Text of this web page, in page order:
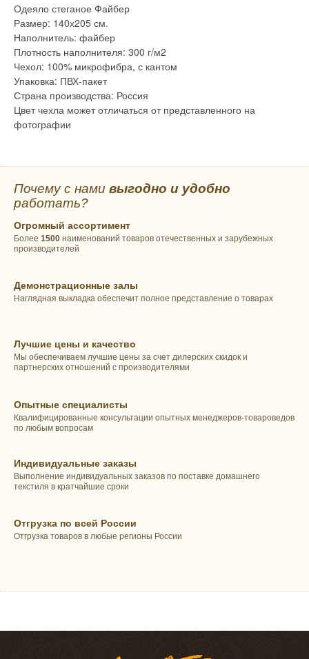
Одеяло стеганое Файбер
Размер: 140х205 см.
Наполнитель: файбер
Плотность наполнителя: 300 г/м2
Чехол: 100% микрофибра, с кантом
Упаковка: ПВХ-пакет
Страна производства: Россия
Цвет чехла может отличаться от представленного на
фотографии
Почему с нами выгодно и удобно
работать?
Огромный ассортимент
Более 1500 наименований товаров отечественных и зарубежных
производителей
Демонстрационные залы
Наглядная выкладка обеспечит полное представление о товарах
Лучшие цены и качество
Мы обеспечиваем лучшие цены за счет дилерских скидок и
партнерских отношений с производителями
Опытные специалисты
Квалифицированные консультации опытных менеджеров-товароведов
по любым вопросам
Индивидуальные заказы
Выполнение индивидуальных заказов по поставке домашнего
текстиля в кратчайшие сроки
Отгрузка по всей России
Отгрузка товаров в любые регионы России